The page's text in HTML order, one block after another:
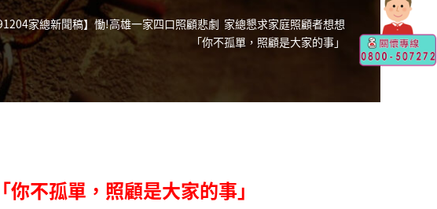
家總新聞稿】慟!高雄一家四口照顧悲劇 家總懇求家庭照顧者想想
「你不孤單，照顧是大家的事」
不孤單，照顧是大家的事」